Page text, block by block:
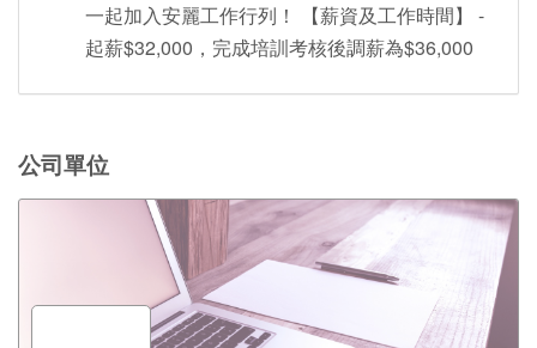
一起加入安麗工作行列！ 【薪資及工作時間】 -
起薪$32,000，完成培訓考核後調薪為$36,000
公司單位